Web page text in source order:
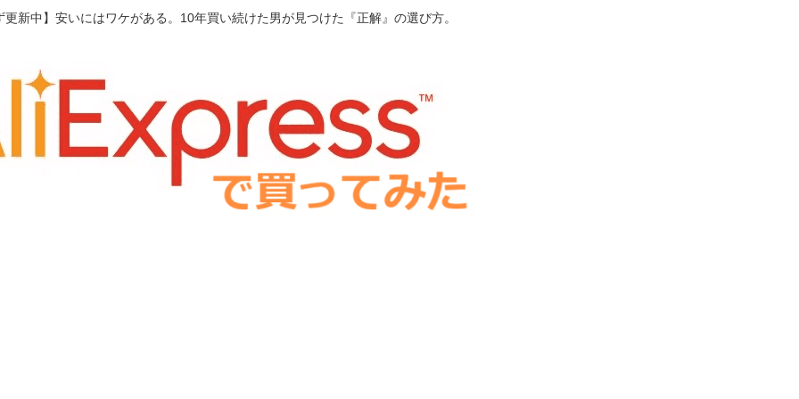
更新中】安いにはワケがある。10年買い続けた男が見つけた『正解』の選び方。